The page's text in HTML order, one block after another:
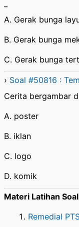
A. Gerak bunga
B. Gerak bunga
C. Gerak bunga
› Soal #50816 :
Cerita bergambar
A. poster
B. iklan
C. logo
D. komik
Materi Latihan
Remedial